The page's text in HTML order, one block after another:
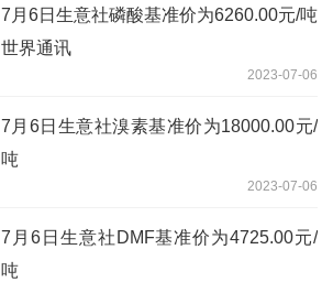
7月6日生意社磷酸基准价为6260.00元/吨
世界通讯
2023-07-06
7月6日生意社溴素基准价为18000.00元/
吨
2023-07-06
7月6日生意社DMF基准价为4725.00元/
吨